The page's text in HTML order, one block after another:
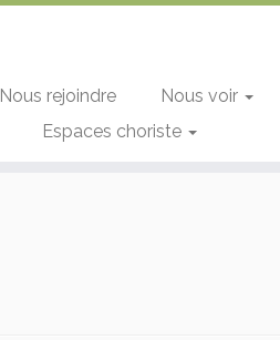
Nous rejoindre Nous voir
Espaces choriste